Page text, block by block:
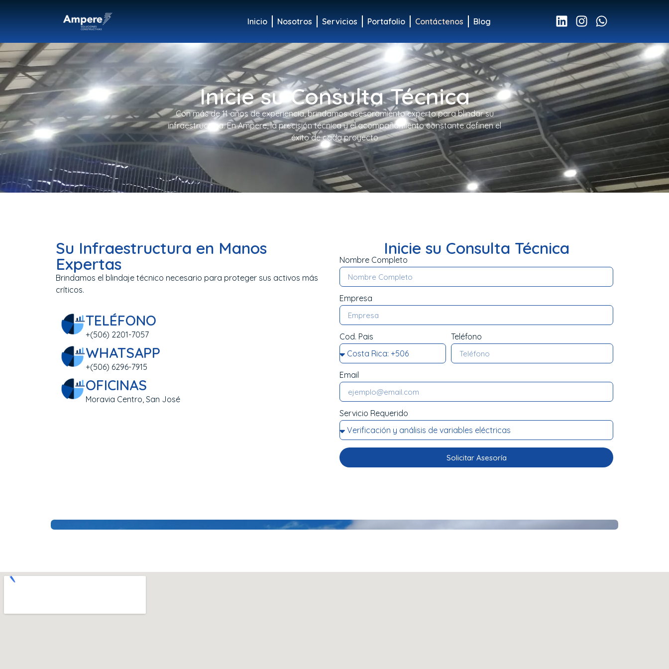
Inicio Nosotros Servicios Portafolio Contáctenos Blog
Inicie su Consulta Técnica
Con más de 11 años de experiencia, brindamos asesoramiento experto para blindar su
infraestructura. En Ampere, la precisión técnica y el acompañamiento constante definen el
éxito de cada proyecto
Su Infraestructura en Manos
Expertas
Brindamos el blindaje técnico necesario para proteger sus activos más
críticos.
TELÉFONO
+(506) 2201-7057
WHATSAPP
+(506) 6296-7915
OFICINAS
Moravia Centro, San José
Inicie su Consulta Técnica
Nombre Completo
Empresa
Cod. Pais Teléfono
Email
Servicio Requerido
Solicitar Asesoría